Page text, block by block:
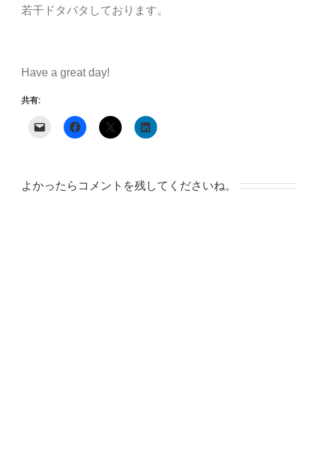
若干ドタバタしております。
Have a great day!
共有:
よかったらコメントを残してくださいね。